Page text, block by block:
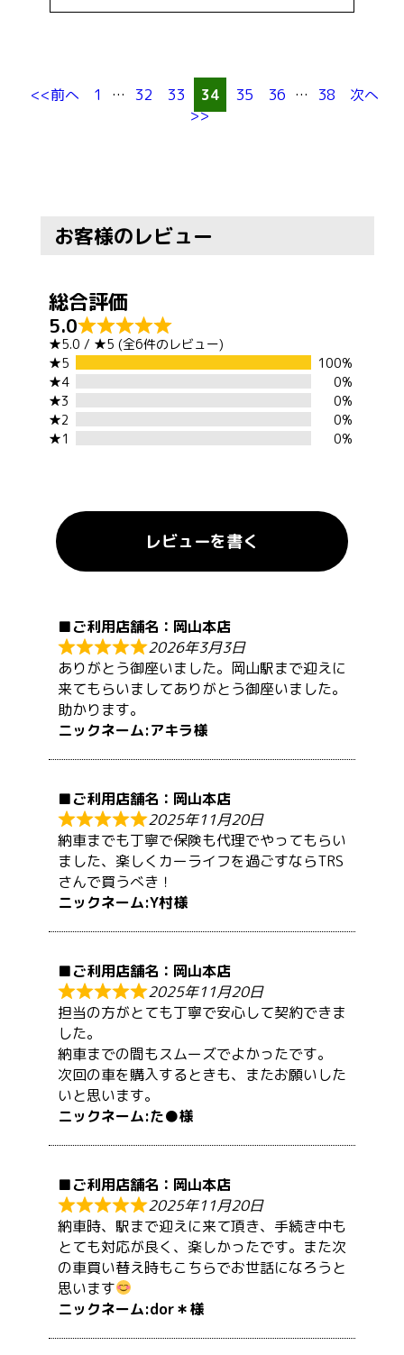
<<前へ 1 … 32 33 34 35 36 … 38
次へ
>>
お客様のレビュー
5.0
★5.0 / ★5 (全6件のレビュー)
★5
100%
★4
0%
★3
0%
★2
0%
★1
0%
レビューを書く
岡山本店
2026年3月3日
ありがとう御座いました。岡山駅まで迎えに
来てもらいましてありがとう御座いました。
助かります。
アキラ
岡山本店
2025年11月20日
納車までも丁寧で保険も代理でやってもらい
ました、楽しくカーライフを過ごすならTRS
さんで買うべき！
Y村
岡山本店
2025年11月20日
担当の方がとても丁寧で安心して契約できま
した。
納車までの間もスムーズでよかったです。
次回の車を購入するときも、またお願いした
いと思います。
た●
岡山本店
2025年11月20日
納車時、駅まで迎えに来て頂き、手続き中も
とても対応が良く、楽しかったです。また次
の車買い替え時もこちらでお世話になろうと
思います
dor＊